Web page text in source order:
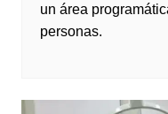
un área
personas.